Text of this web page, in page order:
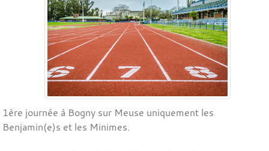
1ère journée à Bogny sur Meuse uniquement les
Benjamin(e)s et les Minimes.